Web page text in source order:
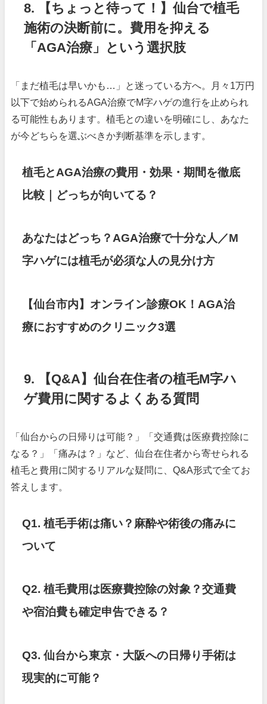
8. 【ちょっと待って！】仙台で植毛
施術の決断前に。費用を抑える
「AGA治療」という選択肢
「まだ植毛は早いかも…」と迷っている方へ。月々1万円
以下で始められるAGA治療でM字ハゲの進行を止められ
る可能性もあります。植毛との違いを明確にし、あなた
が今どちらを選ぶべきか判断基準を示します。
植毛とAGA治療の費用・効果・期間を徹底
比較｜どっちが向いてる？
あなたはどっち？AGA治療で十分な人／M
字ハゲには植毛が必須な人の見分け方
【仙台市内】オンライン診療OK！AGA治
療におすすめのクリニック3選
9. 【Q&A】仙台在住者の植毛M字ハ
ゲ費用に関するよくある質問
「仙台からの日帰りは可能？」「交通費は医療費控除に
なる？」「痛みは？」など、仙台在住者から寄せられる
植毛と費用に関するリアルな疑問に、Q&A形式で全てお
答えします。
Q1. 植毛手術は痛い？麻酔や術後の痛みに
ついて
Q2. 植毛費用は医療費控除の対象？交通費
や宿泊費も確定申告できる？
Q3. 仙台から東京・大阪への日帰り手術は
現実的に可能？